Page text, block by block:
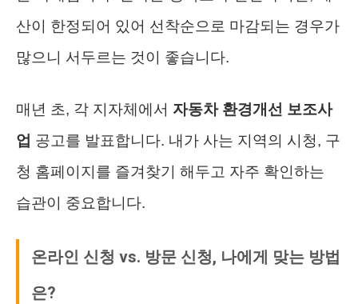
산이 한정되어 있어 선착순으로 마감되는 경우가
많으니 서두르는 것이 좋습니다.
매년 초, 각 지자체에서 자동차 환경개선 보조사
업 공고를 발표합니다. 내가 사는 지역의 시청, 구
청 홈페이지를 즐겨찾기 해두고 자주 확인하는
습관이 중요합니다.
온라인 신청 vs. 방문 신청, 나에게 맞는 방법
은?